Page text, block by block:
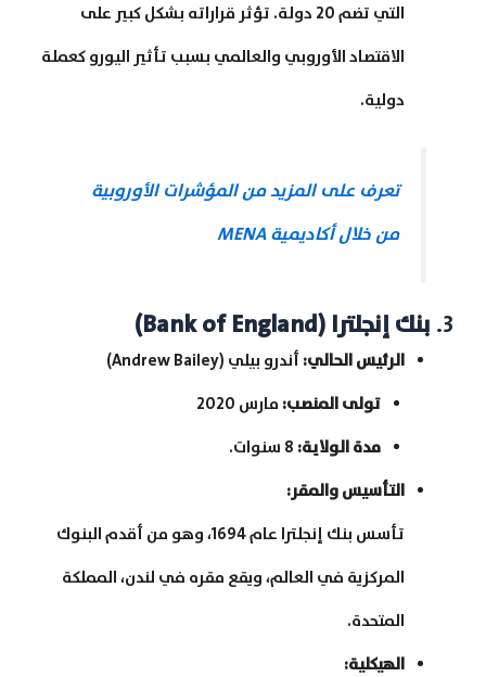
التي تضم 20 دولة. تؤثر قراراته بشكل كبير على
الاقتصاد الأوروبي والعالمي بسبب تأثير اليورو كعملة
دولية.
تعرف على المزيد من المؤشرات الأوروبية
من خلال أكاديمية MENA
3. بنك إنجلترا (Bank of England)
الرئيس الحالي: أندرو بيلي (Andrew Bailey)
تولى المنصب: مارس 2020
مدة الولاية:
التأسيس والمقر:
تأسس بنك إنجلترا عام 1694، وهو من أقدم البنوك
المركزية في العالم، ويقع مقره في لندن، المملكة
المتحدة.
الهيكلية: